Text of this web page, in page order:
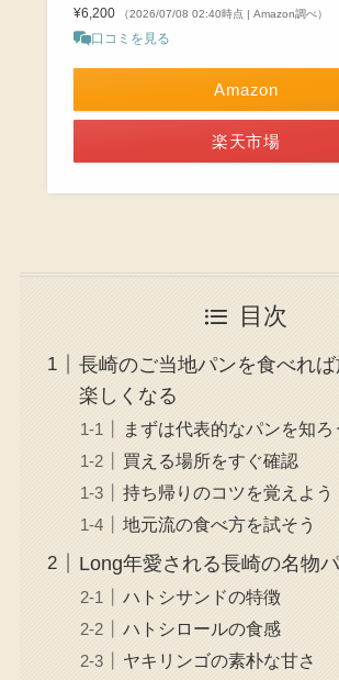
¥6,200
（2026/07/08 02:40時点 | Amazon調べ）
口コミを見る
Amazon
楽天市場
目次
長崎のご当地パンを食べれば
楽しくなる
まずは代表的なパンを知ろ
買える場所をすぐ確認
持ち帰りのコツを覚えよう
地元流の食べ方を試そう
Long年愛される長崎の名物
ハトシサンドの特徴
ハトシロールの食感
ヤキリンゴの素朴な甘さ